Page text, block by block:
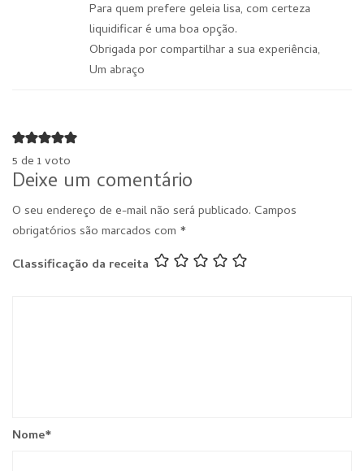
Para quem prefere geleia lisa, com certeza
liquidificar é uma boa opção.
Obrigada por compartilhar a sua experiência,
Um abraço
5 de 1 voto
Deixe um comentário
O seu endereço de e-mail não será publicado. Campos
obrigatórios são marcados com *
Classificação da receita
Nome*